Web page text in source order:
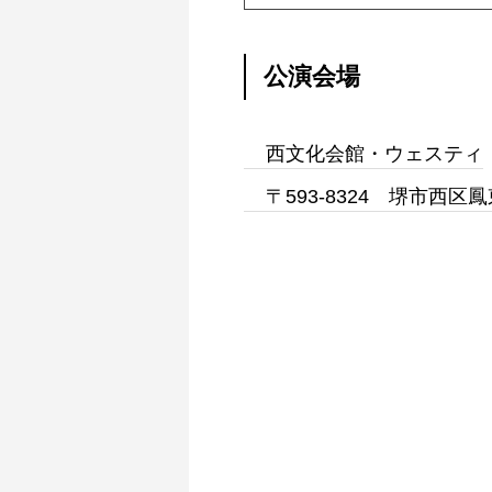
公演会場
西文化会館・ウェスティ
〒593-8324 堺市西区鳳